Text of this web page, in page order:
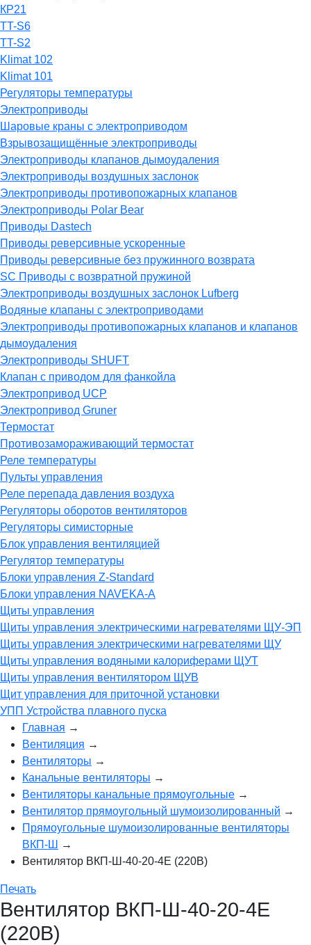
КР21
TT-S6
TT-S2
Klimat 102
Klimat 101
Регуляторы температуры
Электроприводы
Шаровые краны с электроприводом
Взрывозащищённые электроприводы
Электроприводы клапанов дымоудаления
Электроприводы воздушных заслонок
Электроприводы противопожарных клапанов
Электроприводы Polar Bear
Приводы Dastech
Приводы реверсивные ускоренные
Приводы реверсивные без пружинного возврата
SC Приводы с возвратной пружиной
Электроприводы воздушных заслонок Lufberg
Водяные клапаны с электроприводами
Электроприводы противопожарных клапанов и клапанов
дымоудаления
Электроприводы SHUFT
Клапан с приводом для фанкойла
Электропривод UCP
Электропривод Gruner
Термостат
Противозамораживающий термостат
Реле температуры
Пульты управления
Реле перепада давления воздуха
Регуляторы оборотов вентиляторов
Регуляторы симисторные
Блок управления вентиляцией
Регулятор температуры
Блоки управления Z-Standard
Блоки управления NAVEKA-A
Щиты управления
Щиты управления электрическими нагревателями ЩУ-ЭП
Щиты управления электрическими нагревателями ЩУ
Щиты управления водяными калориферами ЩУТ
Щиты управления вентилятором ЩУВ
Щит управления для приточной установки
УПП Устройства плавного пуска
Главная →
Вентиляция →
Вентиляторы →
Канальные вентиляторы →
Вентиляторы канальные прямоугольные →
Вентилятор прямоугольный шумоизолированный →
Прямоугольные шумоизолированные вентиляторы
ВКП-Ш
→
Вентилятор ВКП-Ш-40-20-4Е (220В)
Печать
Вентилятор ВКП-Ш-40-20-4Е
(220В)